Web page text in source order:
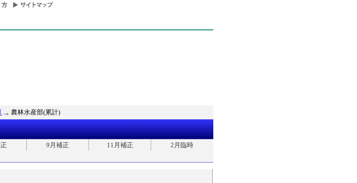
農林水産部(累計)
9月補正 11月補正
2月臨時